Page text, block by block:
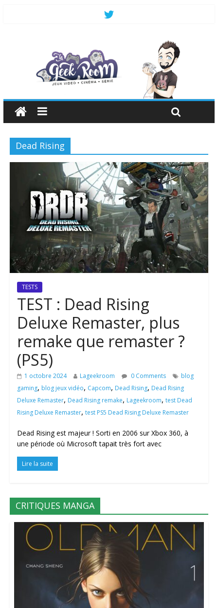
Dead Rising
TESTS
TEST : Dead Rising
Deluxe Remaster, plus
remake que remaster ?
(PS5)
1 octobre 2024 Lageekroom 0 Comments
blog
gaming, blog jeux vidéo, Capcom, Dead Rising, Dead Rising
Deluxe Remaster, Dead Rising remake, Lageekroom, test Dead
Rising Deluxe Remaster, test PS5 Dead Rising Deluxe Remaster
Dead Rising est majeur ! Sorti en 2006 sur Xbox 360, à
une période où Microsoft tapait très fort avec
Lire la suite
CRITIQUES MANGA